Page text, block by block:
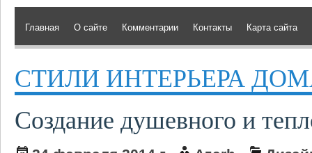
Главная О сайте Комментарии Контакты Карта сайта
СТИЛИ ИНТЕРЬЕРА
Создание душевного и